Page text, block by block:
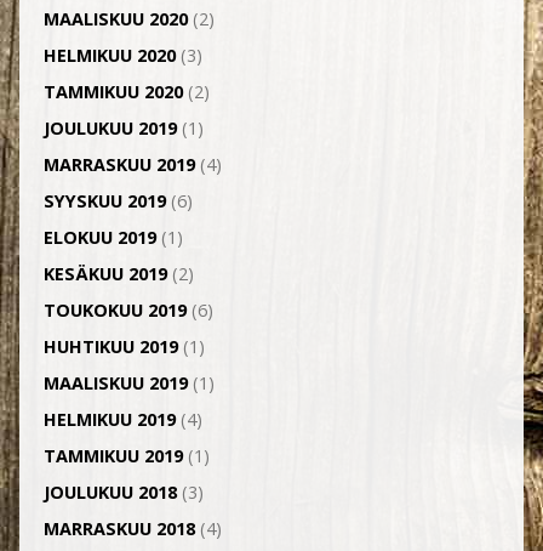
MAALISKUU 2020(2)
HELMIKUU 2020(3)
TAMMIKUU 2020(2)
JOULUKUU 2019(1)
MARRASKUU 2019(4)
SYYSKUU 2019(6)
ELOKUU 2019(1)
KESÄKUU 2019(2)
TOUKOKUU 2019(6)
HUHTIKUU 2019(1)
MAALISKUU 2019(1)
HELMIKUU 2019(4)
TAMMIKUU 2019(1)
JOULUKUU 2018(3)
MARRASKUU 2018(4)